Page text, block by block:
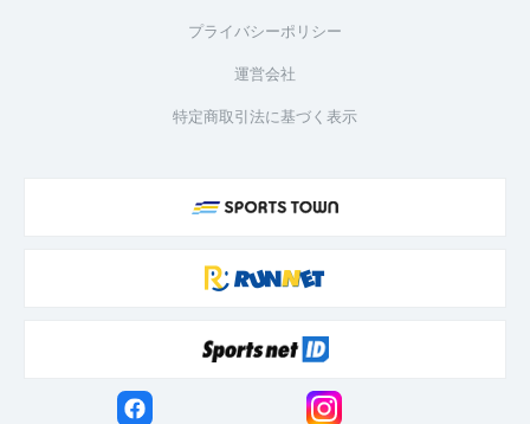
プライバシーポリシー
運営会社
特定商取引法に基づく表示